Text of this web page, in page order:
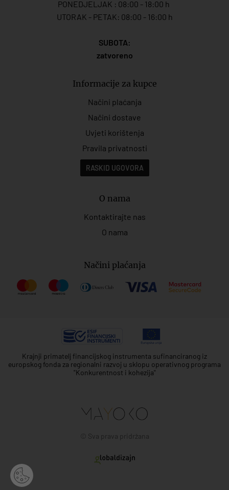
PONEDJELJAK : 08:00 - 18:00 h
UTORAK - PETAK: 08:00 - 16:00 h
SUBOTA:
zatvoreno
Informacije za kupce
Načini plaćanja
Načini dostave
Uvjeti korištenja
Pravila privatnosti
RASKID UGOVORA
O nama
Kontaktirajte nas
O nama
Načini plaćanja
Krajnji primatelj financijskog instrumenta sufinanciranog iz
europskog fonda za regionalni razvoj u sklopu operativnog programa
"Konkurentnost i kohezija"
© Sva prava pridržana